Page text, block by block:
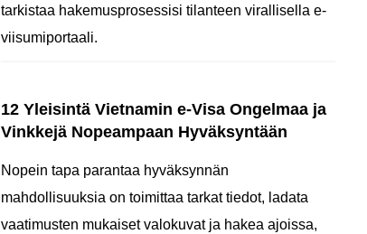
tarkistaa hakemusprosessisi tilanteen virallisella e-
viisumiportaali.
12 Yleisintä Vietnamin e-Visa Ongelmaa ja
Vinkkejä Nopeampaan Hyväksyntään
Nopein tapa parantaa hyväksynnän
mahdollisuuksia on toimittaa tarkat tiedot, ladata
vaatimusten mukaiset valokuvat ja hakea ajoissa,